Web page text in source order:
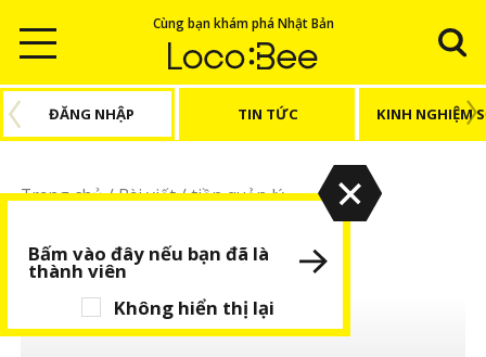
Cùng bạn khám phá Nhật Bản
ĐĂNG NHẬP TIN TỨC KINH NGHIỆM
Trang chủ/Bài viết/tiền quản lý
tiền quản lý
Không hiển thị lại
Bấm vào đây nếu bạn đã là
thành viên